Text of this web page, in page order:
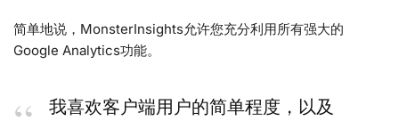
简单地说，MonsterInsights允许您充分利用所有强大的
Google Analytics功能。
我喜欢客户端用户的简单程度，以及